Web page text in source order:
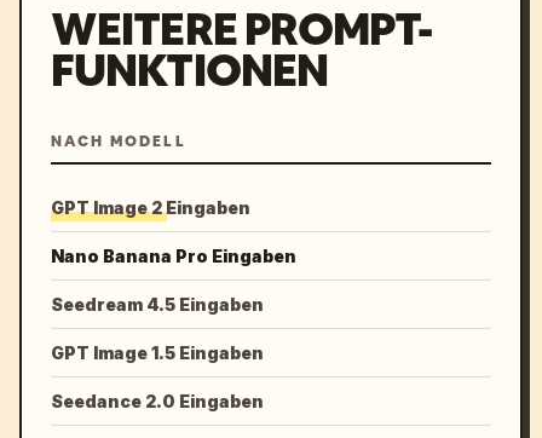
WEITERE PROMPT-
FUNKTIONEN
NACH MODELL
GPT Image 2 Eingaben
Nano Banana Pro Eingaben
Seedream 4.5 Eingaben
GPT Image 1.5 Eingaben
Seedance 2.0 Eingaben